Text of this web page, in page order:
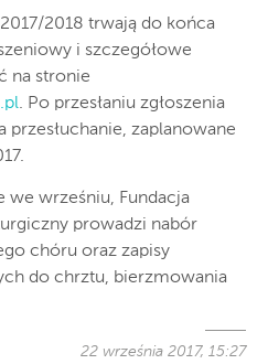
2018 trwają do końca
i szczegółowe
na stronie
. Po przesłaniu zgłoszenia
przesłuchanie, zaplanowane
we wrześniu, Fundacja
prowadzi nabór
chóru oraz zapisy
do chrztu, bierzmowania
22 września 2017, 15:27